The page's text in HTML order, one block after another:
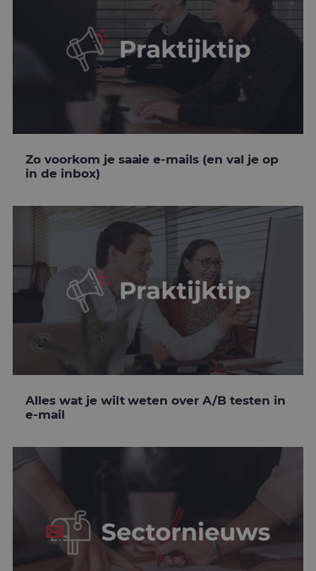
Zo voorkom je saaie e-mails (en val je op
in de inbox)
Alles wat je wilt weten over A/B testen in
e-mail